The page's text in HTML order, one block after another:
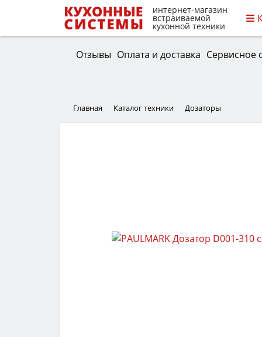
интернет-магазин
встраиваемой
кухонной техники
Отзывы Оплата и доставка Сервисное
Главная Каталог техники Дозаторы